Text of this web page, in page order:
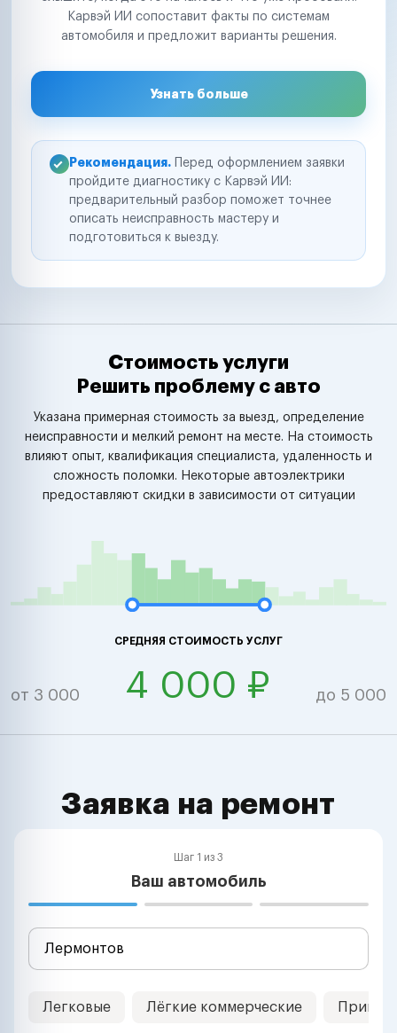
Карвэй ИИ сопоставит факты по системам
автомобиля и предложит варианты решения.
Узнать больше
Рекомендация. Перед оформлением заявки
пройдите диагностику с Карвэй ИИ:
предварительный разбор поможет точнее
описать неисправность мастеру и
подготовиться к выезду.
Стоимость услуги
Решить проблему с авто
Указана примерная стоимость за выезд, определение
неисправности и мелкий ремонт на месте. На стоимость
влияют опыт, квалификация специалиста, удаленность и
сложность поломки. Некоторые автоэлектрики
предоставляют скидки в зависимости от ситуации
СРЕДНЯЯ СТОИМОСТЬ УСЛУГ
от 3 000 4 000 ₽ до 5 000
Заявка на ремонт
Шаг 1 из 3
Ваш автомобиль
Легковые Лёгкие коммерческие